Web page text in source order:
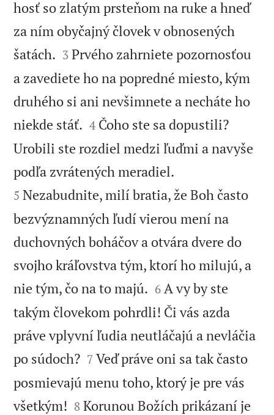
hosť so zlatým prsteňom na ruke a hneď
za ním obyčajný človek v obnosených
šatách. 

3 Prvého zahrniete pozornosťou
a zavediete ho na popredné miesto, kým
druhého si ani nevšimnete a necháte ho
niekde stáť. 

4 Čoho ste sa dopustili?
Urobili ste rozdiel medzi ľuďmi a navyše
podľa zvrátených meradiel.
5 Nezabudnite, milí bratia, že Boh často
bezvýznamných ľudí vierou mení na
duchovných boháčov a otvára dvere do
svojho kráľovstva tým, ktorí ho milujú, a
nie tým, čo na to majú. 

6 A vy by ste
takým človekom pohrdli! Či vás azda
práve vplyvní ľudia neutláčajú a nevláčia
po súdoch?
7 Veď práve oni sa tak často
posmievajú menu toho, ktorý je pre vás
všetkým! 

8 Korunou Božích prikázaní je